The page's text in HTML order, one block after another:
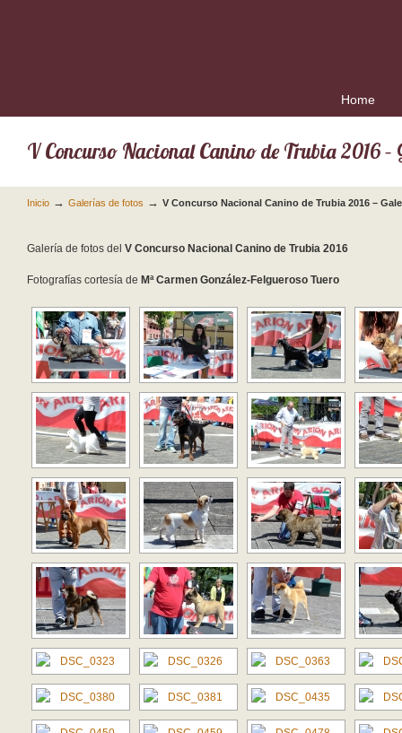
Home
V Concurso Nacional Canino de Trubia 2016 –
Inicio → Galerías de fotos → V Concurso Nacional Canino de Trubia 2016 –
Galería de fotos del V Concurso Nacional Canino de Trubia 2016
Fotografías cortesía de Mª Carmen González-Felgueroso Tuero